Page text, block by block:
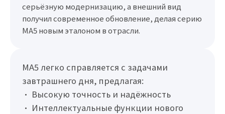
серьёзную модернизацию, а внешний вид
получил современное обновление, делая серию
MA5 новым эталоном в отрасли.
MA5 легко справляется с задачами
завтрашнего дня, предлагая:
• Высокую точность и надёжность
• Интеллектуальные функции нового